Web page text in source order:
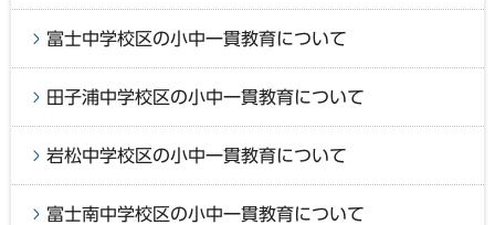
富士中学校区の小中一貫教育について
田子浦中学校区の小中一貫教育について
岩松中学校区の小中一貫教育について
富士南中学校区の小中一貫教育について